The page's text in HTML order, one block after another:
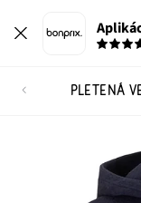
PLETENÁ